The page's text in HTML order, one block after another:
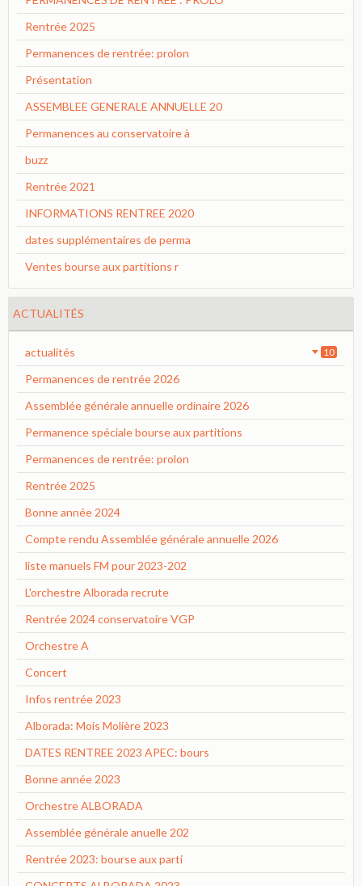
Rentrée 2025
Permanences de rentrée: prolon
Présentation
ASSEMBLEE GENERALE ANNUELLE 20
Permanences au conservatoire à
buzz
Rentrée 2021
INFORMATIONS RENTREE 2020
dates supplémentaires de perma
Ventes bourse aux partitions r
ACTUALITÉS
actualités 10
Permanences de rentrée 2026
Assemblée générale annuelle ordinaire 2026
Permanence spéciale bourse aux partitions
Permanences de rentrée: prolon
Rentrée 2025
Bonne année 2024
Compte rendu Assemblée générale annuelle 2026
liste manuels FM pour 2023-202
L'orchestre Alborada recrute
Rentrée 2024 conservatoire VGP
Orchestre A
Concert
Infos rentrée 2023
Alborada: Mois Molière 2023
DATES RENTREE 2023 APEC: bours
Bonne année 2023
Orchestre ALBORADA
Assemblée générale anuelle 202
Rentrée 2023: bourse aux parti